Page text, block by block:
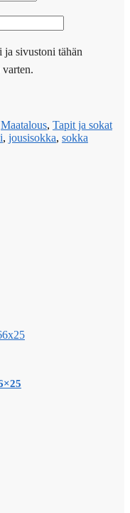
ja sivustoni tähän
varten.
Maatalous, Tapit ja sokat
, jousisokka, sokka